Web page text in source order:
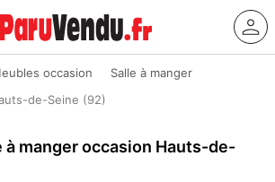
occasion
Salle à manger
de-Seine (92)
à manger occasion Hauts-de-